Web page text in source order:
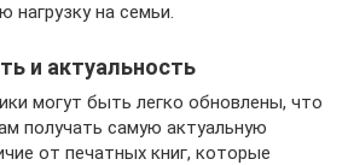
нагрузку на семьи.
и актуальность
могут быть легко обновлены, что
получать самую актуальную
от печатных книг, которые